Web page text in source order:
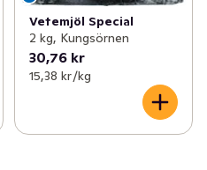
Vetemjöl Special
2 kg, Kungsörnen
30,76 kr
15,38 kr /kg